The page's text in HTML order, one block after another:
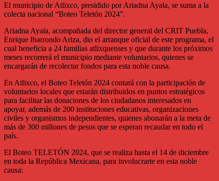
El municipio de Atlixco, presidido por Ariadna Ayala, se suma a la
colecta nacional “Boteo Teletón 2024”.
Ariadna Ayala, acompañada del director general del CRIT Puebla,
Enrique Ibarrondo Ariza, dio el arranque oficial de este programa, el
cual beneficia a 24 familias atlixquenses y que durante los próximos
meses recorrerá el municipio mediante voluntarios, quienes se
encargarán de recolectar fondos para esta noble causa.
En Atlixco, el Boteo Teletón 2024 contará con la participación de
voluntarios locales que estarán distribuidos en puntos estratégicos
para facilitar las donaciones de los ciudadanos interesados en
apoyar, además de 200 instituciones educativas, organizaciones
civiles y organismos independientes, quienes abonarán a la meta de
más de 300 millones de pesos que se esperan recaudar en todo el
país.
El Boteo TELETÓN 2024, que se realiza hasta el 14 de diciembre
en toda la República Mexicana, para involucrarte en esta noble
causa: